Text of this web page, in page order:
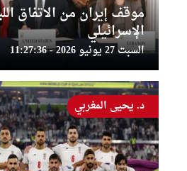
موقف إيران من الاتفاق
الإسرائيلي
السبت 27 يونيو 2026 - 11:27:36
د. يحيى المغربي